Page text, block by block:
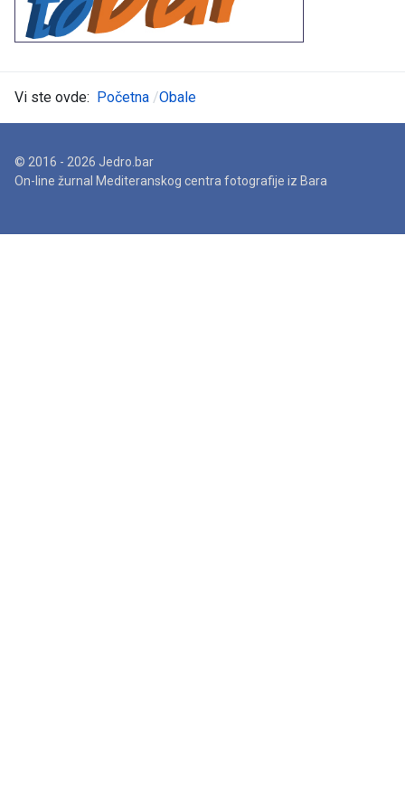
Vi ste ovde: Početna Obale
© 2016 - 2026 Jedro.bar
On-line žurnal Mediteranskog centra fotografije iz Bara